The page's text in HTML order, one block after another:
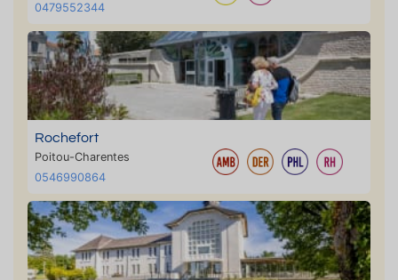
0479552344
Rochefort
Poitou-Charentes
0546990864